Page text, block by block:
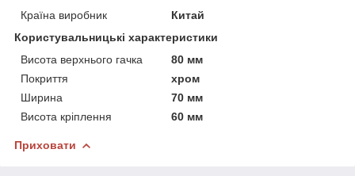
Країна виробник
Китай
Користувальницькі характеристики
Висота верхнього гачка
80 мм
Покриття
хром
Ширина
70 мм
Висота кріплення
60 мм
Приховати